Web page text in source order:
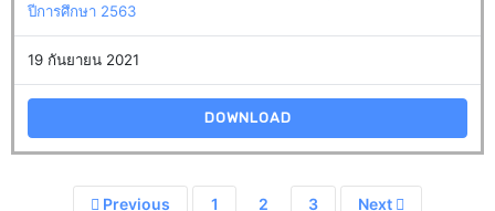
ปีการศึกษา 2563
19 กันยายน 2021
DOWNLOAD
Previous 1 2 3 Next